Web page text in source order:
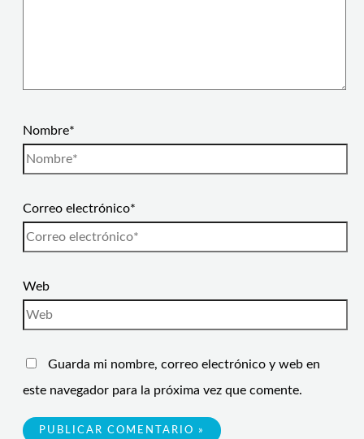
Nombre*
Correo electrónico*
Web
Guarda mi nombre, correo electrónico y web en
este navegador para la próxima vez que comente.